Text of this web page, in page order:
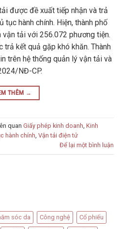
được đề xuất tiếp nhận và trả
hành chính. Hiện, thành phố
tải với 256.072 phương tiện.
kết quả gặp khó khăn. Thành
trên hệ thống quản lý vận tải và
NĐ-CP.
THÊM →
quan Giấy phép kinh doanh, Kinh
hành chính, Vận tải điện tử
Để lại một bình luận
sóc da Công nghệ Cổ phiếu